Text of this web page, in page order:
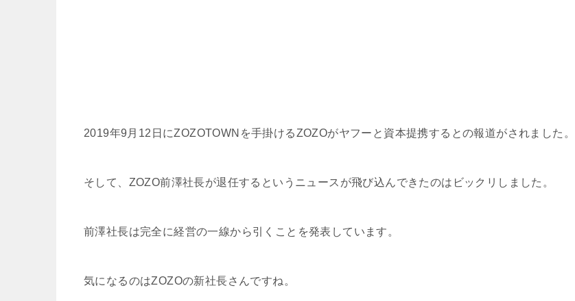
2019年9月12日にZOZOTOWNを手掛けるZOZOがヤフーと資本提携するとの報道がされました。
そして、ZOZO前澤社長が退任するというニュースが飛び込んできたのはビックリしました。
前澤社長は完全に経営の一線から引くことを発表しています。
気になるのはZOZOの新社長さんですね。